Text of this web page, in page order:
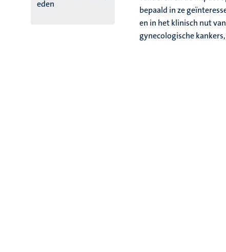
eden
bepaald in ze
en in het klinisch nut
gynecologische